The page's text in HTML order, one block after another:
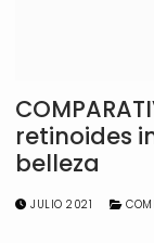
retinoides
belleza
JULIO 2021